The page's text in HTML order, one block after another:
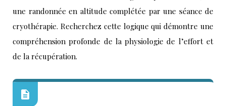
une randonnée en altitude complétée par une séance de
cryothérapie. Recherchez cette logique qui démontre une
compréhension profonde de la physiologie de l’effort et
de la récupération.